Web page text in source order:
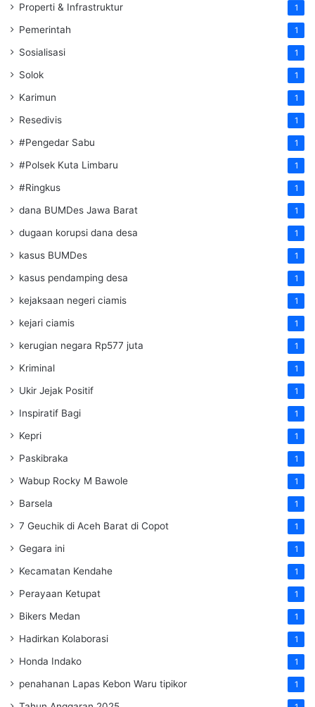
Properti & Infrastruktur 1
Pemerintah 1
Sosialisasi 1
Solok 1
Karimun 1
Resedivis 1
#Pengedar Sabu 1
#Polsek Kuta Limbaru 1
#Ringkus 1
dana BUMDes Jawa Barat 1
dugaan korupsi dana desa 1
kasus BUMDes 1
kasus pendamping desa 1
kejaksaan negeri ciamis 1
kejari ciamis 1
kerugian negara Rp577 juta 1
Kriminal 1
Ukir Jejak Positif 1
Inspiratif Bagi 1
Kepri 1
Paskibraka 1
Wabup Rocky M Bawole 1
Barsela 1
7 Geuchik di Aceh Barat di Copot 1
Gegara ini 1
Kecamatan Kendahe 1
Perayaan Ketupat 1
Bikers Medan 1
Hadirkan Kolaborasi 1
Honda Indako 1
penahanan Lapas Kebon Waru tipikor 1